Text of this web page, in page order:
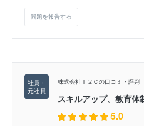
問題を報告する
株式会社Ｉ２Ｃの口コミ・評判
スキルアップ、教育体
5.0